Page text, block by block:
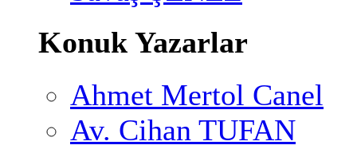
Konuk Yazarlar
Ahmet Mertol Canel
Av. Cihan TUFAN